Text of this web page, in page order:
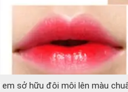
sở hữu đôi môi lên màu